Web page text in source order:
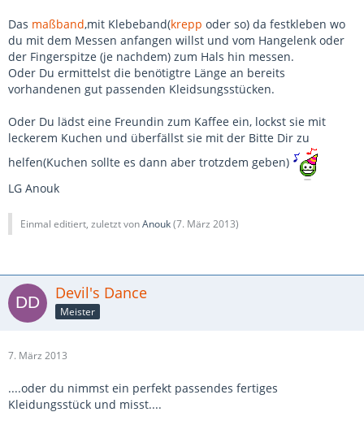
Das maßband,mit Klebeband(krepp oder so) da festkleben wo
du mit dem Messen anfangen willst und vom Hangelenk oder
der Fingerspitze (je nachdem) zum Hals hin messen.
Oder Du ermittelst die benötigtre Länge an bereits
vorhandenen gut passenden Kleidsungsstücken.
Oder Du lädst eine Freundin zum Kaffee ein, lockst sie mit
leckerem Kuchen und überfällst sie mit der Bitte Dir zu
helfen(Kuchen sollte es dann aber trotzdem geben)
LG Anouk
Einmal editiert, zuletzt vonAnouk(7. März 2013)
Devil's Dance
Meister
7. März 2013
....oder du nimmst ein perfekt passendes fertiges
Kleidungsstück und misst....